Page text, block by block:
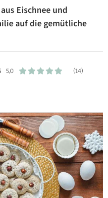
Eischnee und
auf die gemütliche
5,0 (14)